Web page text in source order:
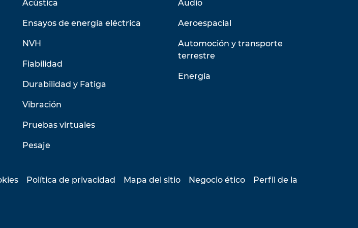
Acústica
Ensayos de energía eléctrica
NVH
Fiabilidad
Durabilidad y Fatiga
Vibración
Pruebas virtuales
Pesaje
Audio
Aeroespacial
Automoción y transporte
terrestre
Energía
Política de privacidad Mapa del sitio Negocio ético
Perfil de la